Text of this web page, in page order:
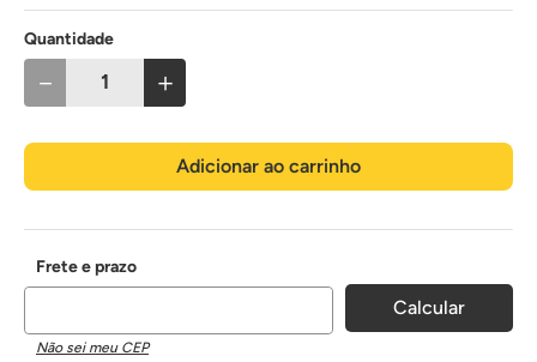
Quantidade
＋
－
Adicionar ao carrinho
Não sei meu CEP